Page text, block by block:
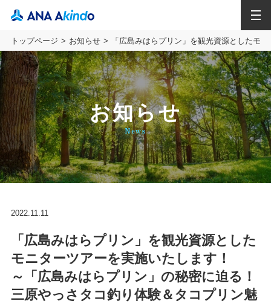
トップページ お知らせ 「広島みはらプリン」を観光資源としたモ
お知らせ
News
2022.11.11
「広島みはらプリン」を観光資源とした
モニターツアーを実施いたします！
～「広島みはらプリン」の秘密に迫る！
三原やっさタコ釣り体験＆タコプリン魅